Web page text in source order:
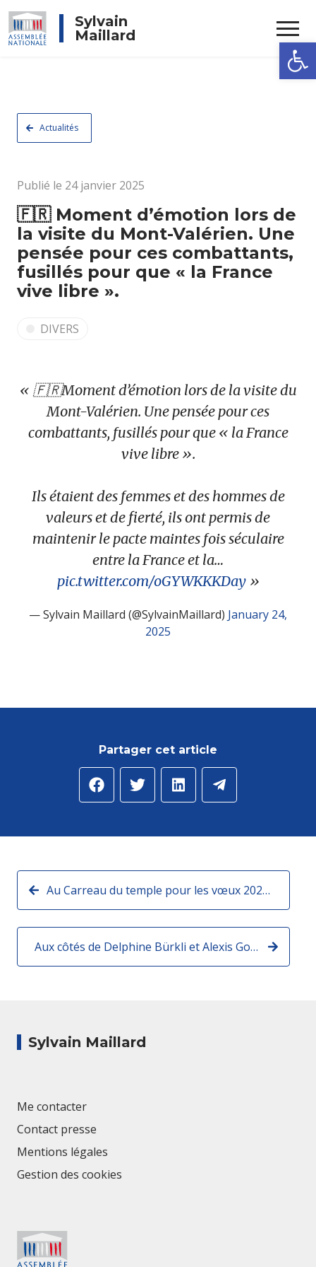
Ouvrir
Sylvain
Maillard
Actualités
Publié le 24 janvier 2025
🇫🇷 Moment d’émotion lors de
la visite du Mont-Valérien. Une
pensée pour ces combattants,
fusillés pour que « la France
vive libre ».
DIVERS
🇫🇷Moment d’émotion lors de la visite du
Mont-Valérien. Une pensée pour ces
combattants, fusillés pour que « la France
vive libre ».
Ils étaient des femmes et des hommes de
valeurs et de fierté, ils ont permis de
maintenir le pacte maintes fois séculaire
entre la France et la…
pic.twitter.com/oGYWKKKDay
— Sylvain Maillard (@SylvainMaillard) January 24,
2025
Partager cet article
Au Carreau du temple pour les vœux 2025 !
Aux côtés de Delphine Bürkli et Alexis Gociyan pour commémorer les 80 ans de la libération du camp d’Auschwitz Birkenau.
Sylvain Maillard
Me contacter
Contact presse
Mentions légales
Gestion des cookies